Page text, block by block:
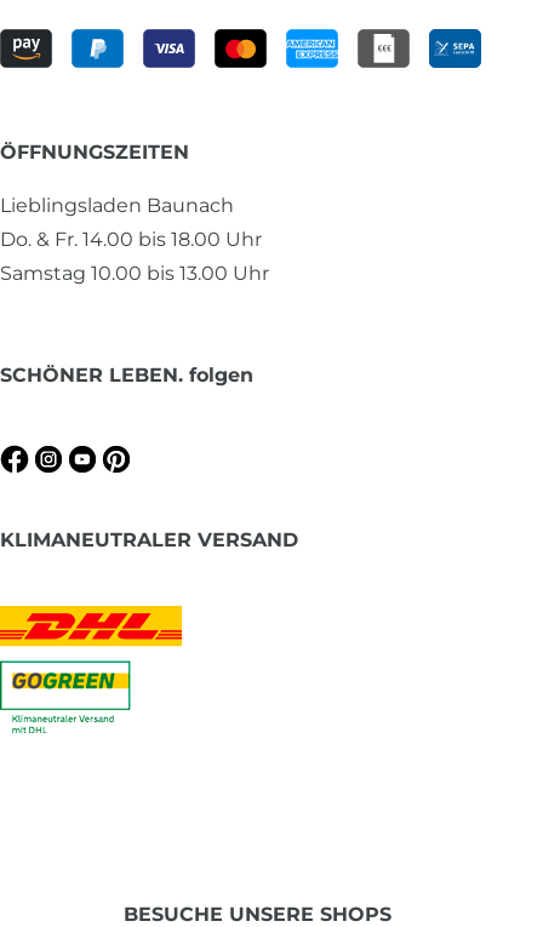
ÖFFNUNGSZEITEN
Lieblingsladen Baunach
Do. & Fr. 14.00 bis 18.00 Uhr
Samstag 10.00 bis 13.00 Uhr
SCHÖNER LEBEN. folgen
KLIMANEUTRALER VERSAND
BESUCHE UNSERE SHOPS